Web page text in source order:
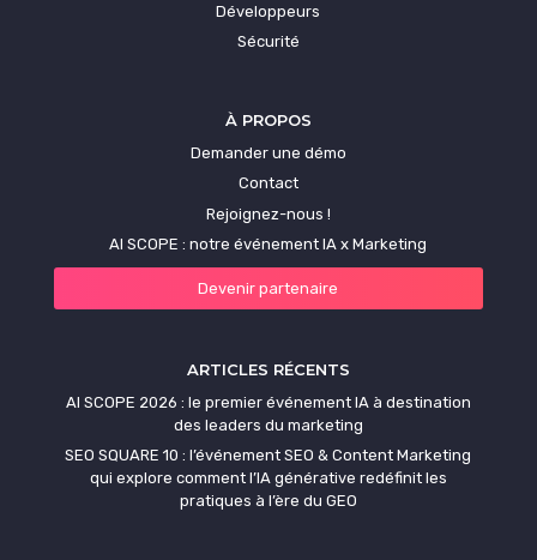
Développeurs
Sécurité
À PROPOS
Demander une démo
Contact
Rejoignez-nous !
AI SCOPE : notre événement IA x Marketing
Devenir partenaire
ARTICLES RÉCENTS
AI SCOPE 2026 : le premier événement IA à destination
des leaders du marketing
SEO SQUARE 10 : l’événement SEO & Content Marketing
qui explore comment l’IA générative redéfinit les
pratiques à l’ère du GEO